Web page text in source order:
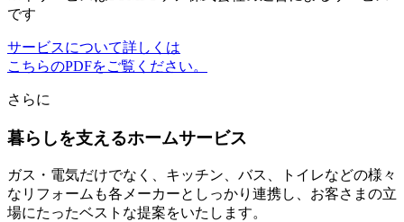
です
サービスについて詳しくは
こちらのPDFをご覧ください。
さらに
暮らしを支えるホームサービス
ガス・電気だけでなく、キッチン、バス、トイレなどの様々
なリフォームも各メーカーとしっかり連携し、お客さまの立
場にたったベストな提案をいたします。